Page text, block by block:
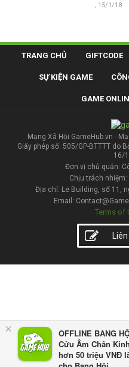
×
OFFLINE BANG
Cửu Âm Chân
hơn 50 triệu VNĐ
, 15/1/18
TRANG CHỦ GIFTCODE
SỰ KIỆN GAME
GAME
Mạng Xã Hội GameHub.vn -
Giấy phép số: 505/GP-BTTTT do
16/
Đơn vị chủ quản:
Chịu trách nhiệm:
Địa chỉ: Le Building, số 11,
Email:
Terms of